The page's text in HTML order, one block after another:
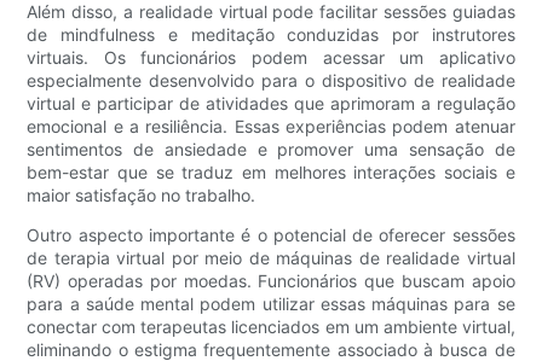
Além disso, a realidade virtual pode facilitar sessões guiadas
de mindfulness e meditação conduzidas por instrutores
virtuais. Os funcionários podem acessar um aplicativo
especialmente desenvolvido para o dispositivo de realidade
virtual e participar de atividades que aprimoram a regulação
emocional e a resiliência. Essas experiências podem atenuar
sentimentos de ansiedade e promover uma sensação de
bem-estar que se traduz em melhores interações sociais e
maior satisfação no trabalho.
Outro aspecto importante é o potencial de oferecer sessões
de terapia virtual por meio de máquinas de realidade virtual
(RV) operadas por moedas. Funcionários que buscam apoio
para a saúde mental podem utilizar essas máquinas para se
conectar com terapeutas licenciados em um ambiente virtual,
eliminando o estigma frequentemente associado à busca de